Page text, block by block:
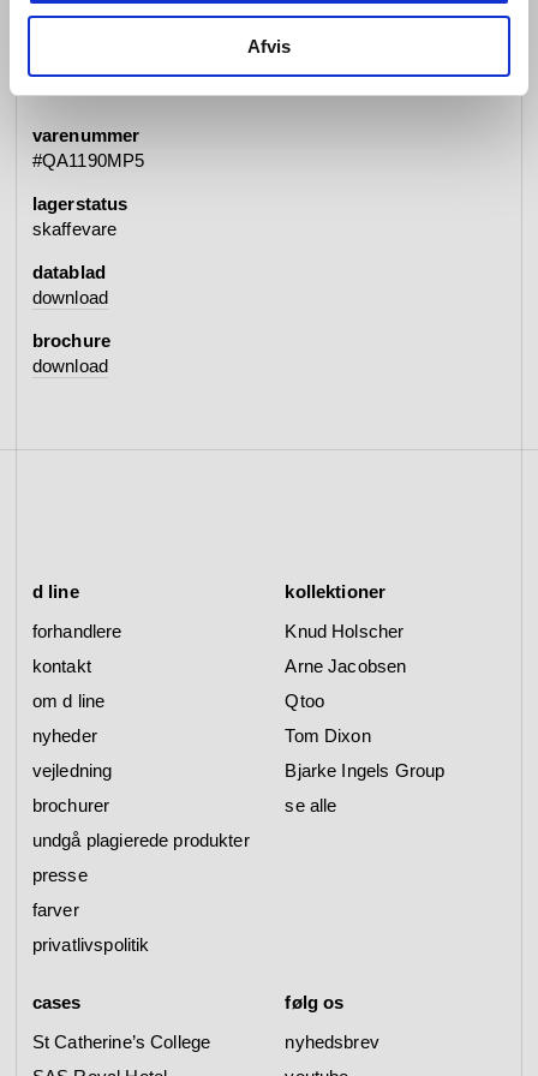
Afvis
varenummer
#QA1190MP5
lagerstatus
skaffevare
datablad
download
brochure
download
d line
forhandlere
kontakt
om d line
nyheder
vejledning
brochurer
undgå plagierede produkter
presse
farver
privatlivspolitik
kollektioner
Knud Holscher
Arne Jacobsen
Qtoo
Tom Dixon
Bjarke Ingels Group
se alle
cases
St Catherine’s College
følg os
nyhedsbrev